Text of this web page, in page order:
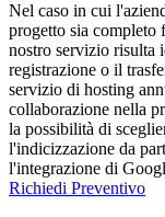
Nel caso in cui
progetto sia completo
nostro servizio risulta
registrazione o il
servizio di hosting
collaborazione nella
la possibilità di
l'indicizzazione da
l'integrazione di
Richiedi Preventivo